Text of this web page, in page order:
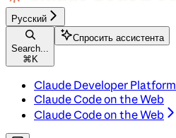
Русский
Search...
⌘ K
Спросить ассистента
Claude Developer Platform
Claude Code on the Web
Claude Code on the Web